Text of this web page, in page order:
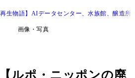
再生物語】AIデータセンター、水族館、醸造
画像・写真
ルポ・ニッポンの廃